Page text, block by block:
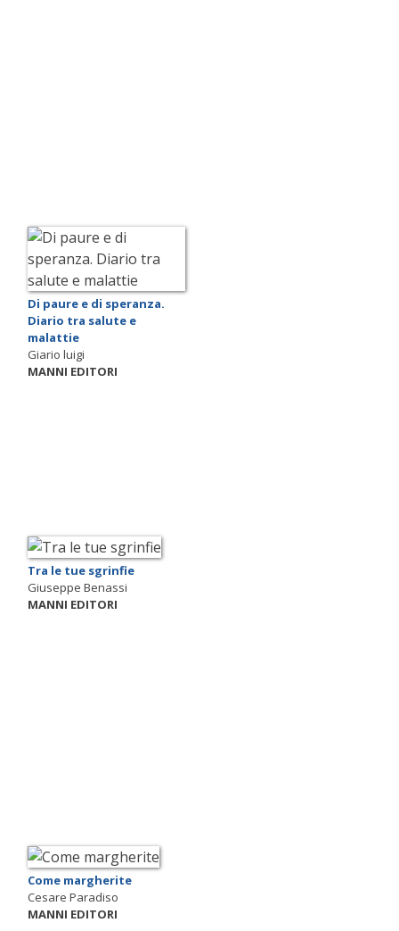
Di paure e di speranza.
Diario tra salute e
malattie
Giario luigi
MANNI EDITORI
Tra le tue sgrinfie
Giuseppe Benassi
MANNI EDITORI
Come margherite
Cesare Paradiso
MANNI EDITORI